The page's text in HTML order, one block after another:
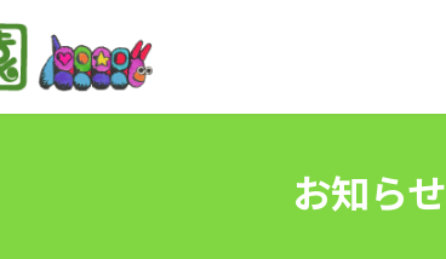
お知らせ